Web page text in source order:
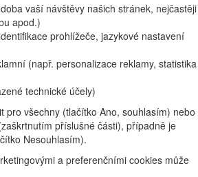
vaší návštěvy našich stránek, nejčastěji
apod.)
prohlížeče, jazykové nastavení
(např. personalizace reklamy, statistika
technické účely)
pro všechny (tlačítko Ano, souhlasím) nebo
příslušné části), případně je
Nesouhlasím).
a preferenčními cookies může